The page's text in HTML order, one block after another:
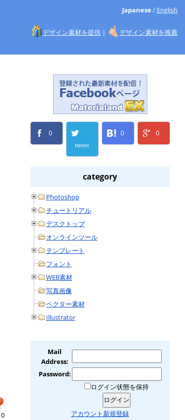
Japanese / English
デザイン素材を提供 | デザイン素材を推薦
0
0
tweet
0 0
category
Photoshop
チュートリアル
デスクトップ
オンラインツール
テンプレート
フォント
WEB素材
写真画像
ベクター素材
Illustrator
Mail
Address:
Password:
ログイン状態を保持
アカウント新規登録